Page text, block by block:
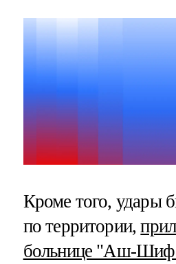
Кроме того, удары
по территории,
больнице "Аш-